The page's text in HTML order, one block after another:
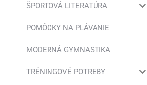
ŠPORTOVÁ LITERATÚRA
POMÔCKY NA PLÁVANIE
MODERNÁ GYMNASTIKA
TRÉNINGOVÉ POTREBY